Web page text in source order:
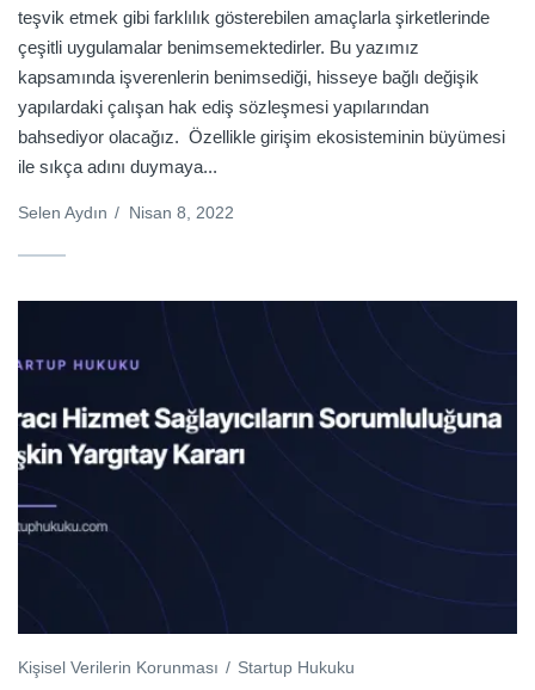
teşvik etmek gibi farklılık gösterebilen amaçlarla şirketlerinde
çeşitli uygulamalar benimsemektedirler. Bu yazımız
kapsamında işverenlerin benimsediği, hisseye bağlı değişik
yapılardaki çalışan hak ediş sözleşmesi yapılarından
bahsediyor olacağız. Özellikle girişim ekosisteminin büyümesi
ile sıkça adını duymaya...
Selen Aydın / Nisan 8, 2022
Kişisel Verilerin Korunması Startup Hukuku